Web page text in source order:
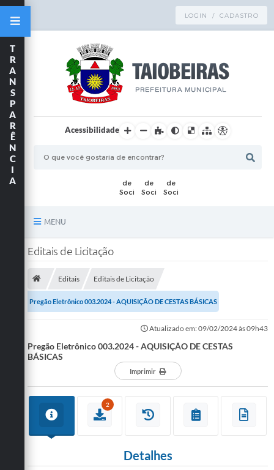
LOGIN / CADASTRO
Acessibilidade
MENU
Principal
A Nossa Cidade
Legislação
Notícias
T
R
A
N
S
P
A
R
Ê
N
C
I
A
Editais de Licitação
Editais Editais de Licitação
Pregão Eletrônico 003.2024 - AQUISIÇÃO DE CESTAS BÁSICAS
Atualizado em: 09/02/2024 às 09h43
Pregão Eletrônico 003.2024 - AQUISIÇÃO DE CESTAS
BÁSICAS
Imprimir
2
Detalhes